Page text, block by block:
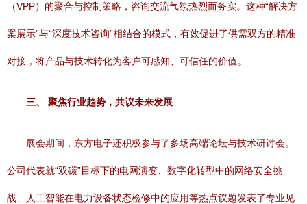
（VPP）的聚合与控制策略，咨询交流气氛热烈而务实。这种“解决方
案展示”与“深度技术咨询”相结合的模式，有效促进了供需双方的精准
对接，将产品与技术转化为客户可感知、可信任的价值。
三、 聚焦行业趋势，共议未来发展
展会期间，东方电子还积极参与了多场高端论坛与技术研讨会。
公司代表就“双碳”目标下的电网演变、数字化转型中的网络安全挑
战、人工智能在电力设备状态检修中的应用等热点议题发表了专业见